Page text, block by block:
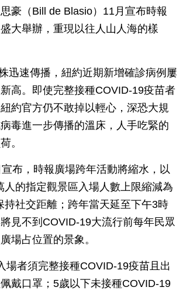
豪（Bill de Blasio）11月宣布時報
大舉辦，重現以往人山人海的樣
迅速傳播，紐約近期新增確診病例屢
高。即使完整接種COVID-19疫苗者
約官方仍不敢掉以輕心，深恐大規
毒進一步傳播的溫床，人手吃緊的
。
布，時報廣場跨年活動將縮水，以
人的指定觀景區入場人數上限縮減為
持社交距離；跨年當天延至下午3時
見不到COVID-19大流行前每年民眾
場占位置的景象。
場者須完整接種COVID-19疫苗且出
戴口罩；5歲以下未接種COVID-19